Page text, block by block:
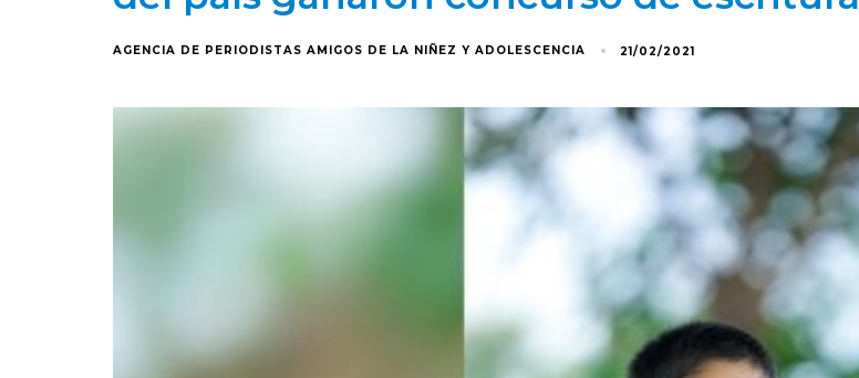
AGENCIA DE PERIODISTAS AMIGOS DE LA NIÑEZ Y ADOLESCENCIA 21/02/2021